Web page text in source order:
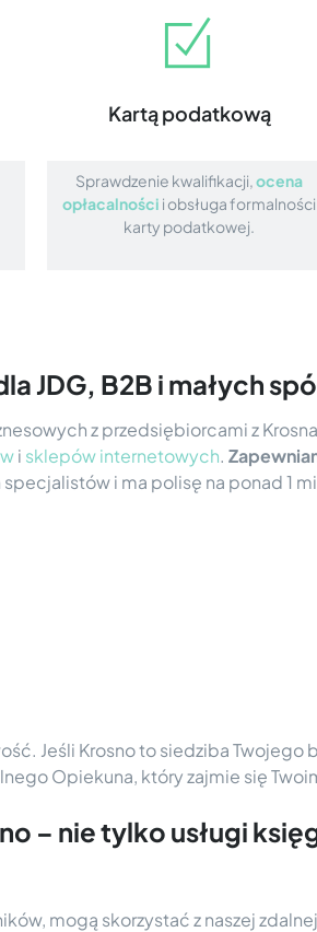
Kartą podatkową
Sprawdzenie kwalifikacji,ocena
opłacalności i obsługa formalności
karty podatkowej.
JDG, B2B i małych
z przedsiębiorcami z
i sklepów internetowych.
i ma polisę na ponad 1
Jeśli Krosno to siedziba Twojego
Opiekuna, który zajmie się
– nie tylko usługi
mogą skorzystać z naszej